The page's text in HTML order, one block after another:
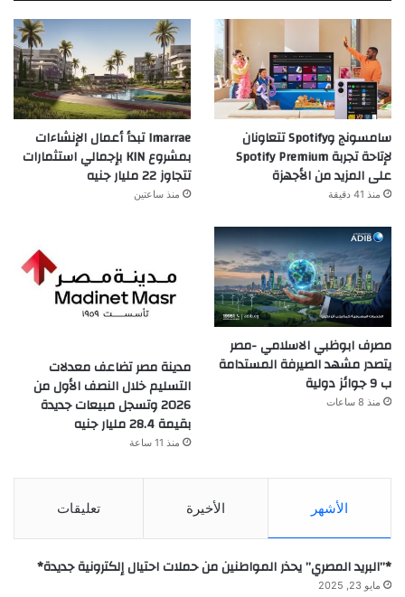
سامسونج وSpotify تتعاونان
لإتاحة تجربة Spotify Premium
على المزيد من الأجهزة
منذ 41 دقيقة
Imarrae تبدأ أعمال الإنشاءات
بمشروع KIN بإجمالي استثمارات
تتجاوز 22 مليار جنيه
منذ ساعتين
مصرف ابوظبي الاسلامي -مصر
يتصدر مشهد الصيرفة المستدامة
ب 9 جوائز دولية
منذ 8 ساعات
مدينة مصر تضاعف معدلات
التسليم خلال النصف الأول من
2026 وتسجل مبيعات جديدة
بقيمة 28.4 مليار جنيه
منذ 11 ساعة
الأشهر الأخيرة تعليقات
*”البريد المصري” يحذر المواطنين من حملات احتيال إلكترونية جديدة*
مايو 23, 2025